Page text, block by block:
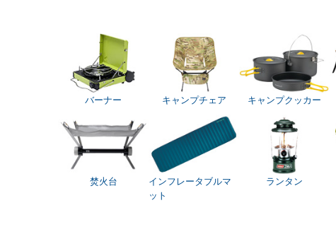
バーナー キャンプチェア キャンプクッカー
焚火台
インフレータブルマ
ット
ランタン